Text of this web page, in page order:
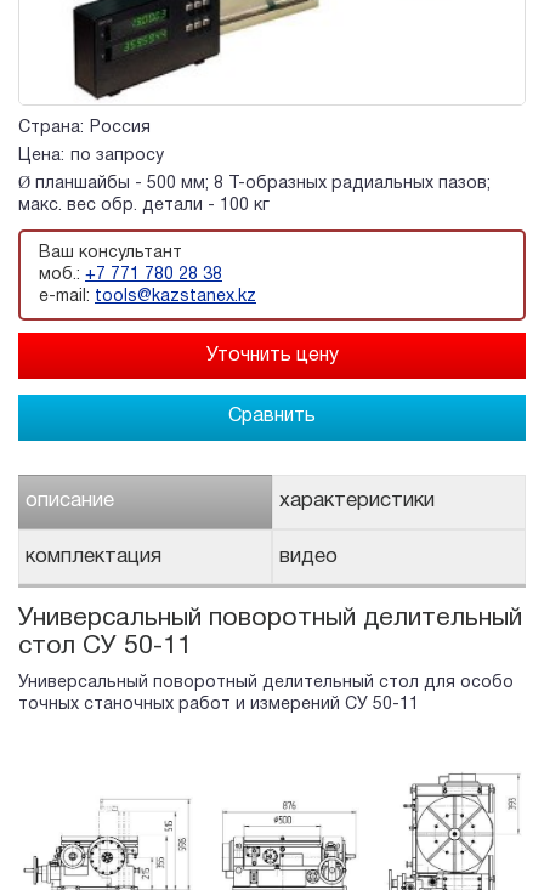
Страна:
Россия
Цена:
по запросу
Ø планшайбы - 500 мм; 8 Т-образных радиальных пазов;
макс. вес обр. детали - 100 кг
Ваш консультант
моб.: +7 771 780 28 38
e-mail: tools@kazstanex.kz
Сравнить
описание характеристики
комплектация видео
Универсальный поворотный делительный
стол СУ 50-11
Универсальный поворотный делительный стол для особо
точных станочных работ и измерений СУ 50-11